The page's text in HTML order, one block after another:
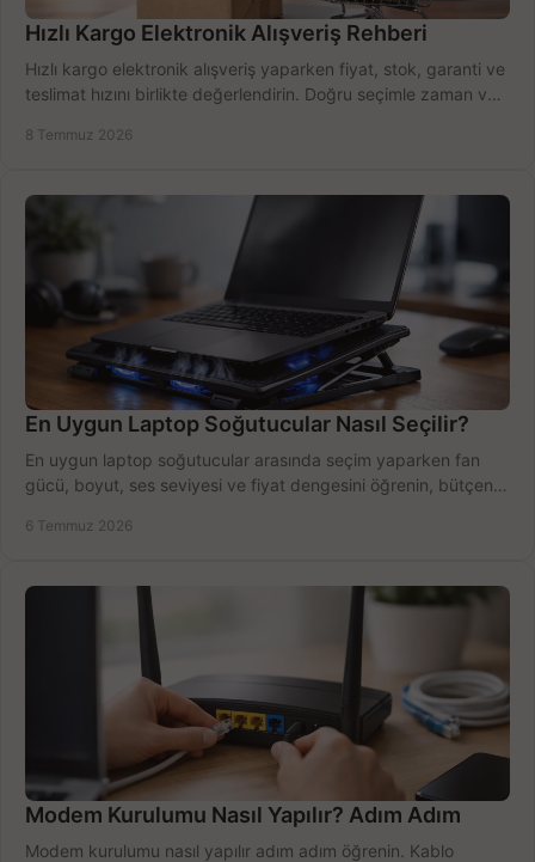
Hızlı Kargo Elektronik Alışveriş Rehberi
Hızlı kargo elektronik alışveriş yaparken fiyat, stok, garanti ve
teslimat hızını birlikte değerlendirin. Doğru seçimle zaman ve
8 Temmuz 2026
En Uygun Laptop Soğutucular Nasıl Seçilir?
En uygun laptop soğutucular arasında seçim yaparken fan
gücü, boyut, ses seviyesi ve fiyat dengesini öğrenin, bütçenizi
6 Temmuz 2026
Modem Kurulumu Nasıl Yapılır? Adım Adım
Modem kurulumu nasıl yapılır adım adım öğrenin. Kablo